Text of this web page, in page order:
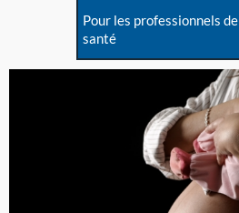
Pour les professionnels de
santé